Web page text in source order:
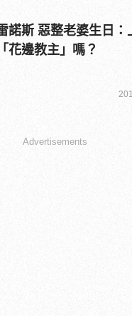
諾斯 惡整老婆生日：
花邊教主」嗎？
Advertisements